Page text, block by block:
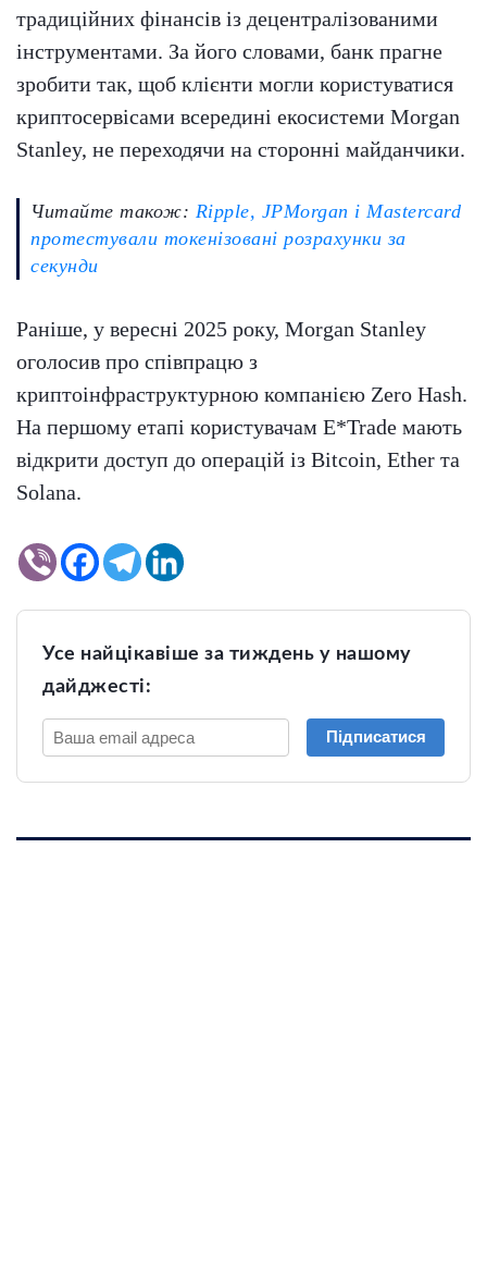
традиційних фінансів із децентралізованими
інструментами. За його словами, банк прагне
зробити так, щоб клієнти могли користуватися
криптосервісами всередині екосистеми Morgan
Stanley, не переходячи на сторонні майданчики.
Читайте також: Ripple, JPMorgan і Mastercard
протестували токенізовані розрахунки за
секунди
Раніше, у вересні 2025 року, Morgan Stanley
оголосив про співпрацю з
криптоінфраструктурною компанією Zero Hash.
На першому етапі користувачам E*Trade мають
відкрити доступ до операцій із Bitcoin, Ether та
Solana.
Усе найцікавіше за тиждень у нашому
дайджесті:
Підписатися